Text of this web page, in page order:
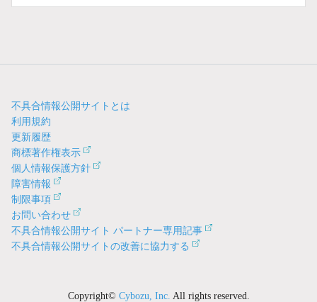
不具合情報公開サイトとは
利用規約
更新履歴
商標著作権表示
個人情報保護方針
障害情報
制限事項
お問い合わせ
不具合情報公開サイト パートナー専用記事
不具合情報公開サイトの改善に協力する
Copyright© Cybozu, Inc. All rights reserved.